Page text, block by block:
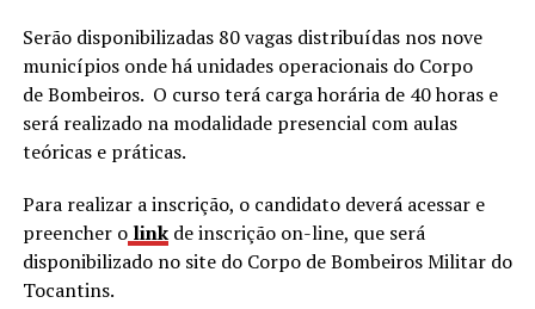
Serão disponibilizadas 80 vagas distribuídas nos nove
municípios onde há unidades operacionais do Corpo
de Bombeiros. O curso terá carga horária de 40 horas e
será realizado na modalidade presencial com aulas
teóricas e práticas.
Para realizar a inscrição, o candidato deverá acessar e
preencher o linkde inscrição on-line, que será
disponibilizado no site do Corpo de Bombeiros Militar do
Tocantins.